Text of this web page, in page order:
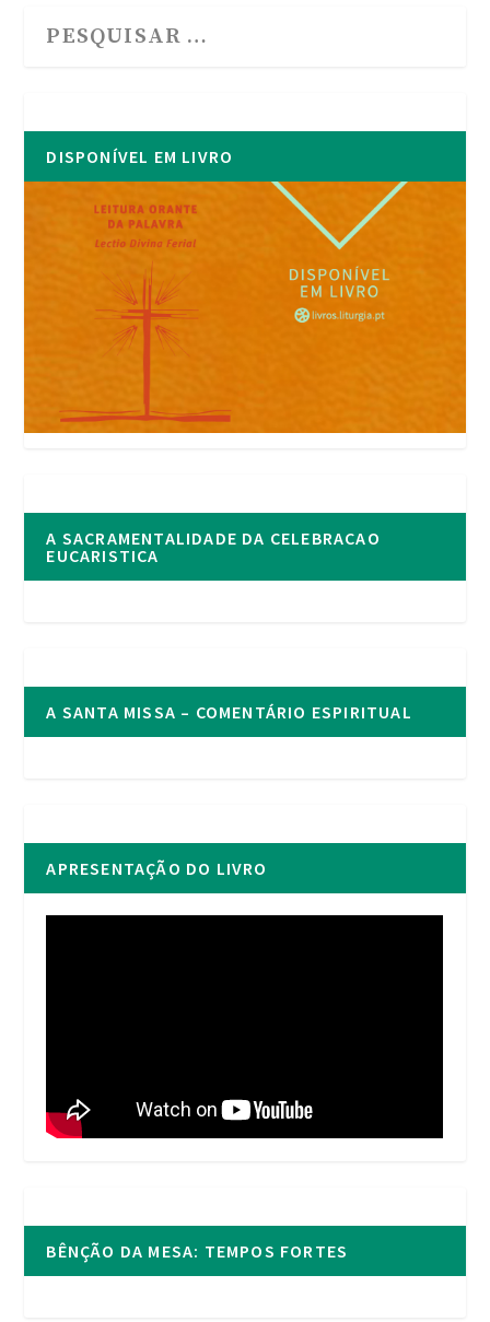
DISPONÍVEL EM LIVRO
A SACRAMENTALIDADE DA CELEBRACAO
EUCARISTICA
A SANTA MISSA – COMENTÁRIO ESPIRITUAL
APRESENTAÇÃO DO LIVRO
BÊNÇÃO DA MESA: TEMPOS FORTES